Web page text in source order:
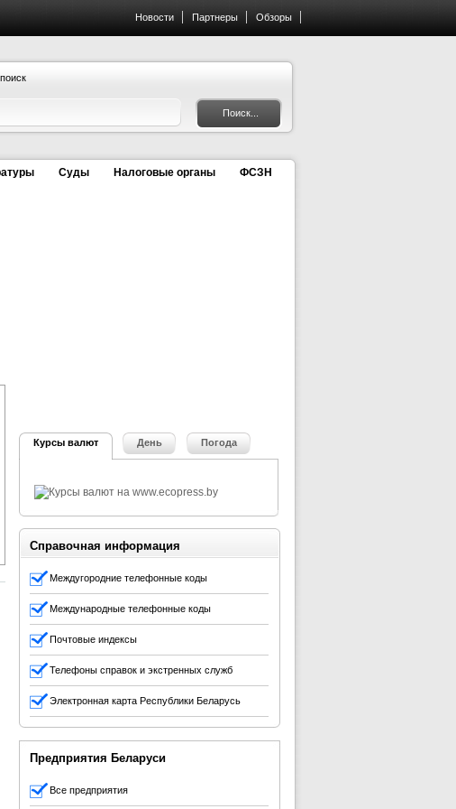
Новости Партнеры Обзоры
Суды Налоговые органы ФСЗН
Курсы валют День Погода
Справочная информация
Междугородние телефонные коды
Международные телефонные коды
Почтовые индексы
Телефоны справок и экстренных служб
Электронная карта Республики Беларусь
Предприятия Беларуси
Все предприятия